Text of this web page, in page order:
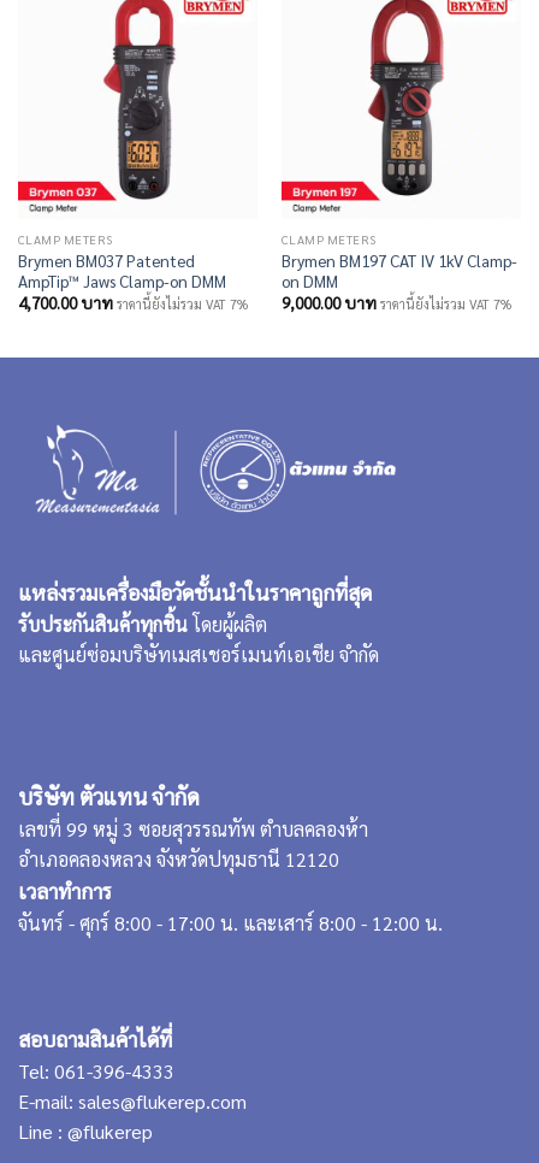
CLAMP METERS
Brymen BM037 Patented
AmpTip™ Jaws Clamp-on DMM
4,700.00บาท ราคานี้ยังไม่รวม VAT 7%
CLAMP METERS
Brymen BM197 CAT IV 1kV Clamp-
on DMM
9,000.00บาท ราคานี้ยังไม่รวม VAT 7%
แหล่งรวมเครื่องมือวัดชั้นนำในราคาถูกที่สุด
รับประกันสินค้าทุกชิ้น โดยผู้ผลิต
และศูนย์ซ่อมบริษัทเมสเชอร์เมนท์เอเชีย จำกัด
บริษัท ตัวแทน จำกัด
เลขที่ 99 หมู่ 3 ซอยสุวรรณทัพ ตำบลคลองห้า
อำเภอคลองหลวง จังหวัดปทุมธานี 12120
เวลาทำการ
จันทร์ - ศุกร์ 8:00 - 17:00 น. และเสาร์ 8:00 - 12:00 น.
สอบถามสินค้าได้ที่
Tel: 061-396-4333
E-mail: sales@flukerep.com
Line : @flukerep